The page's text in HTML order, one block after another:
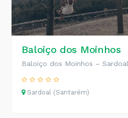
Baloiço dos Moinhos
Baloiço dos Moinhos – Sardoal
Sardoal (Santarém)